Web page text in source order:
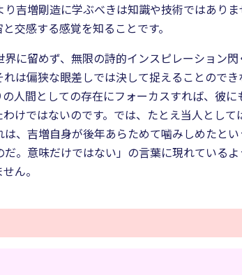
吉増剛造に学ぶべきは知識や技術ではあり
交感する感覚を知ることです。
に留めず、無限の詩的インスピレーション
は偏狭な眼差しでは決して捉えることので
人間としての存在にフォーカスすれば、彼
けではないのです。では、たとえ当人とし
、吉増自身が後年あらためて噛みしめたと
。意味だけではない」の言葉に現れている
ん。